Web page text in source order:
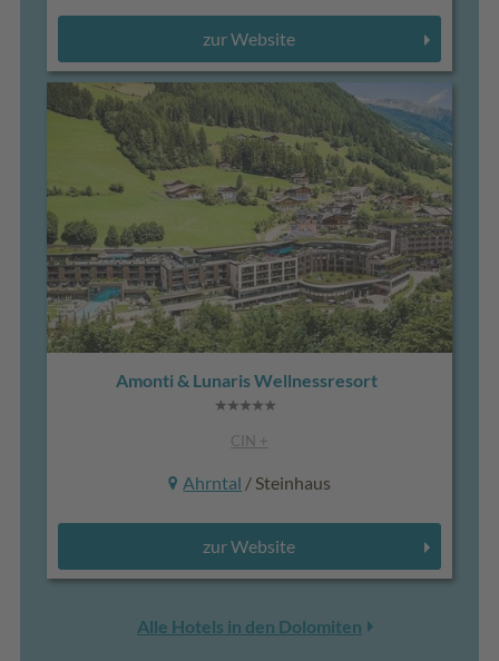
zur Website
Amonti & Lunaris Wellnessresort
CIN +
Ahrntal / Steinhaus
zur Website
Alle Hotels in den Dolomiten